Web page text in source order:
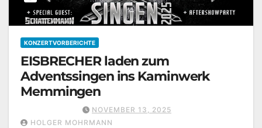
KONZERTVORBERICHTE
EISBRECHER laden zum
Adventssingen ins Kaminwerk
Memmingen
NOVEMBER 13, 2025
HOLGER MOHRMANN